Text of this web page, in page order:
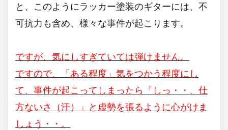
と、このようにラッカー塗装のギターには、不
可抗力も含め、様々な事件が起こります。
ですが、気にしすぎていては弾けません。
ですので、「ある程度」気をつかう程度にし
て、事件が起こってしまったら「しっ・・、仕
方ないさ（汗）」と虚勢を張るように心がけま
しょう・・。